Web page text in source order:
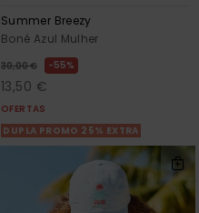
Summer Breezy
Boné Azul Mulher
30,00 € 55%
13,50 €
OFERTAS
DUPLA PROMO 25% EXTRA